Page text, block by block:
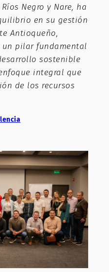
Negro y Nare, ha
en su gestión
Antioqueño,
un pilar fundamental
sostenible
integral que
de los recursos